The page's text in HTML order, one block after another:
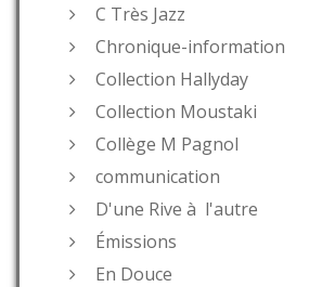
C Très Jazz
Chronique-information
Collection Hallyday
Collection Moustaki
Collège M Pagnol
communication
D'une Rive à l'autre
Émissions
En Douce